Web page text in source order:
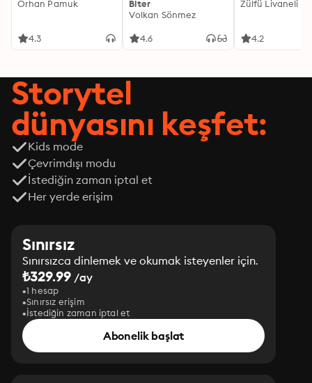
Orhan Pamuk
4.3
Biter
Volkan Sönmez
4.6
Zülfü Livaneli
4.2
Storytel
dünyasını keşfet:
Kids mode
Çevrimdışı modu
İstediğin zaman iptal et
Her yerde erişim
Sınırsız
Sınırsızca dinlemek ve okumak isteyenler için.
₺329.99 /ay
1 hesap
Sınırsız erişim
İstediğin zaman iptal et
Abonelik başlat